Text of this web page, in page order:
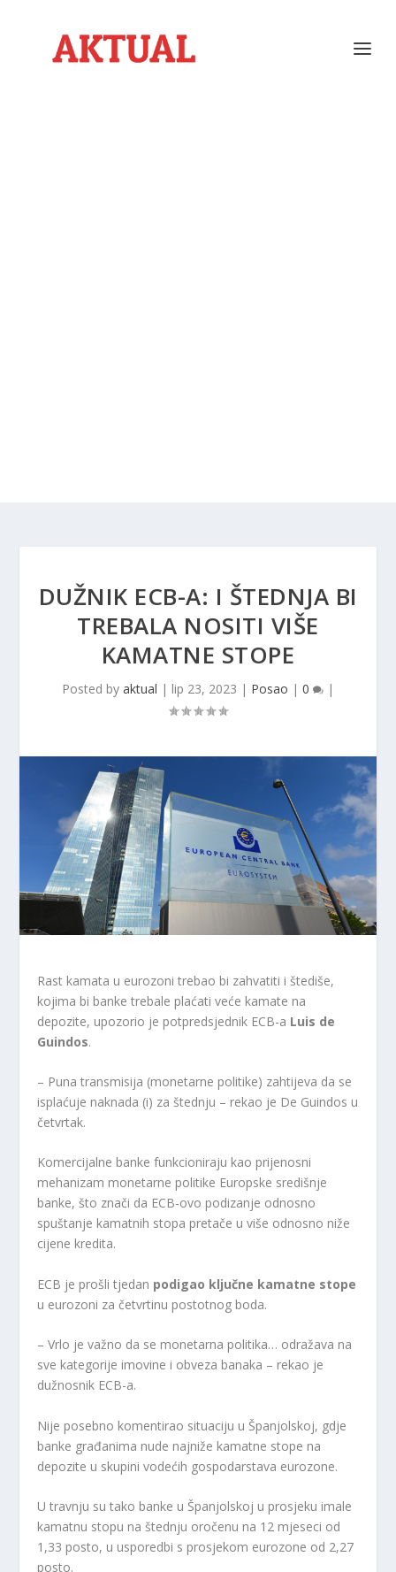
DUŽNIK ECB-A: I ŠTEDNJA BI
TREBALA NOSITI VIŠE
KAMATNE STOPE
Posted by aktual | lip 23, 2023 | Posao | 0 |
Rast kamata u eurozoni trebao bi zahvatiti i štediše,
kojima bi banke trebale plaćati veće kamate na
depozite, upozorio je potpredsjednik ECB-a Luis de
Guindos.
– Puna transmisija (monetarne politike) zahtijeva da se
isplaćuje naknada (i) za štednju – rekao je De Guindos u
četvrtak.
Komercijalne banke funkcioniraju kao prijenosni
mehanizam monetarne politike Europske središnje
banke, što znači da ECB-ovo podizanje odnosno
spuštanje kamatnih stopa pretače u više odnosno niže
cijene kredita.
ECB je prošli tjedan podigao ključne kamatne stope
u eurozoni za četvrtinu postotnog boda.
– Vrlo je važno da se monetarna politika… odražava na
sve kategorije imovine i obveza banaka – rekao je
dužnosnik ECB-a.
Nije posebno komentirao situaciju u Španjolskoj, gdje
banke građanima nude najniže kamatne stope na
depozite u skupini vodećih gospodarstava eurozone.
U travnju su tako banke u Španjolskoj u prosjeku imale
kamatnu stopu na štednju oročenu na 12 mjeseci od
1,33 posto, u usporedbi s prosjekom eurozone od 2,27
posto.